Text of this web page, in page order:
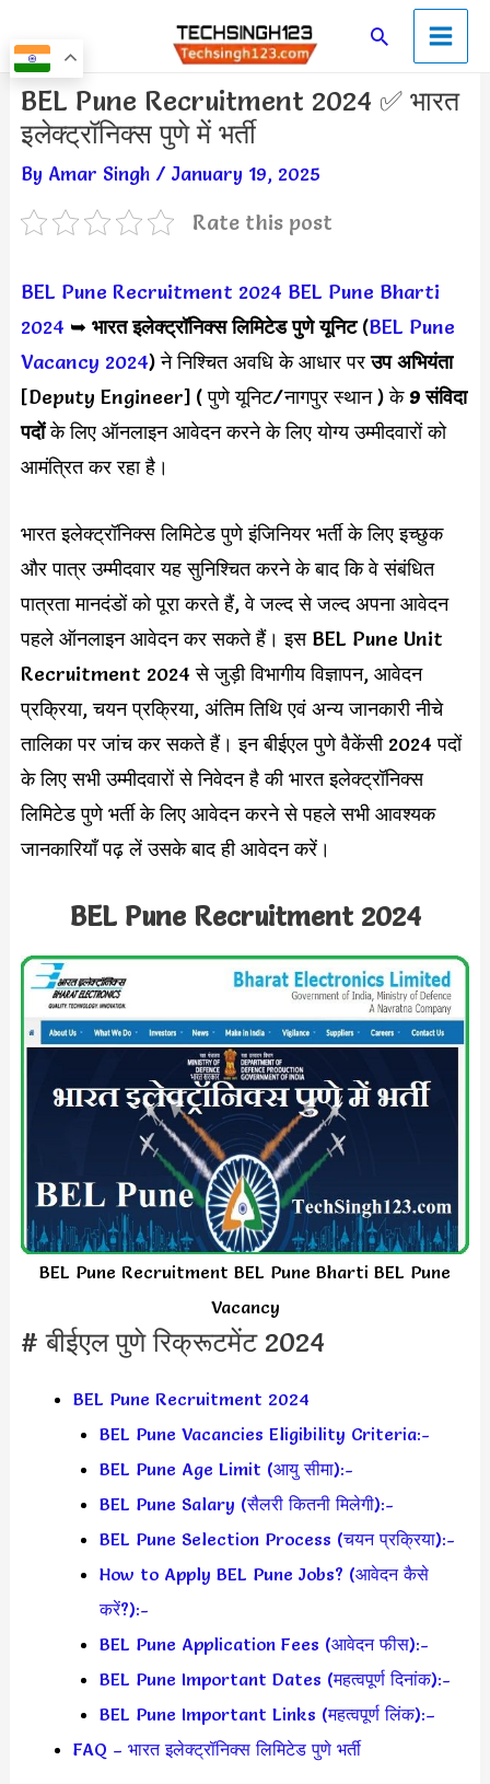
to
content
SearchMain
Menu
BEL Pune Recruitment 2024 ✅ भारत
इलेक्ट्रॉनिक्स पुणे में भर्ती
By Amar Singh / January 19, 2025
Rate this post
BEL Pune Recruitment 2024 BEL Pune Bharti
2024 ➥ भारत इलेक्ट्रॉनिक्स लिमिटेड पुणे यूनिट(BEL Pune
Vacancy 2024) ने निश्चित अवधि के आधार परउप अभियंता
[Deputy Engineer] ( पुणे यूनिट/नागपुर स्थान ) के9 संविदा
पदोंके लिए ऑनलाइन आवेदन करने के लिए योग्य उम्मीदवारों को
आमंत्रित कर रहा है।
भारत इलेक्ट्रॉनिक्स लिमिटेड पुणे इंजिनियर भर्ती के लिए इच्छुक
और पात्र उम्मीदवार यह सुनिश्चित करने के बाद कि वे संबंधित
पात्रता मानदंडों को पूरा करते हैं, वे जल्द से जल्द अपना आवेदन
पहले ऑनलाइन आवेदन कर सकते हैं। इस BEL Pune Unit
Recruitment 2024 से जुड़ी विभागीय विज्ञापन, आवेदन
प्रक्रिया, चयन प्रक्रिया, अंतिम तिथि एवं अन्य जानकारी नीचे
तालिका पर जांच कर सकते हैं। इन बीईएल पुणे वैकेंसी 2024 पदों
के लिए सभी उम्मीदवारों से निवेदन है की भारत इलेक्ट्रॉनिक्स
लिमिटेड पुणे भर्ती के लिए आवेदन करने से पहले सभी आवश्यक
जानकारियाँ पढ़ लें उसके बाद ही आवेदन करें।
BEL Pune Recruitment 2024
BEL Pune Recruitment BEL Pune Bharti BEL Pune
Vacancy
# बीईएल पुणे रिक्रूटमेंट 2024
BEL Pune Recruitment 2024
BEL Pune Vacancies Eligibility Criteria:-
BEL Pune Age Limit (आयु सीमा):-
BEL Pune Salary (सैलरी कितनी मिलेगी):-
BEL Pune Selection Process (चयन प्रक्रिया):-
How to Apply BEL Pune Jobs? (आवेदन कैसे
करें?):-
BEL Pune Application Fees (आवेदन फीस):-
BEL Pune Important Dates (महत्वपूर्ण दिनांक):-
BEL Pune Important Links (महत्वपूर्ण लिंक):–
FAQ – भारत इलेक्ट्रॉनिक्स लिमिटेड पुणे भर्ती
Post
navigation